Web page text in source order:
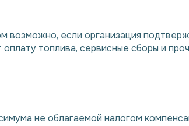
возможно, если организация
топлива, сервисные сборы и
не облагаемой налогом